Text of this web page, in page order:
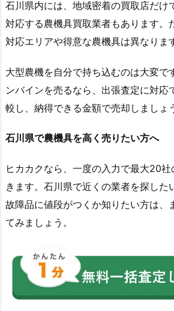
石川県内には、地域密着の買取店だけ
対応する農機具買取業者もあります。
対応エリアや得意な農機具は異なりま
大型農機を自分で持ち込むのは大変で
ンバインを売るなら、出張査定に対応
較し、納得できる金額で売却しましょ
石川県で農機具を高く売りたい方へ
ヒカカクなら、一度の入力で最大20
きます。石川県で近くの業者を探した
故障品に値段がつくか知りたい方は、
てみましょう。